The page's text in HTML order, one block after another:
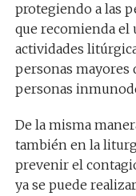
protegiendo a las
que recomienda el
actividades
personas mayores
personas
De la misma
también en la
prevenir el
ya se puede